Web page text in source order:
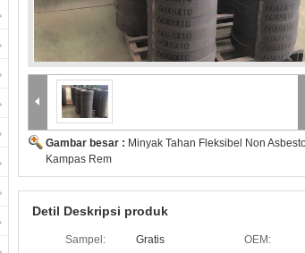
Gambar besar : Minyak Tahan Fleksibel Non
Kampas Rem
Detil Deskripsi produk
Sampel: Gratis OEM: